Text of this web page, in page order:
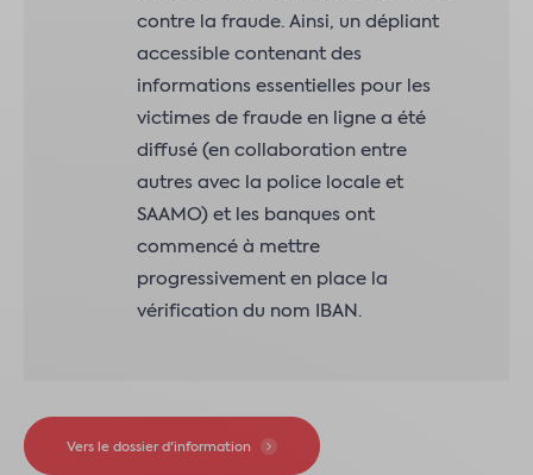
contre la fraude. Ainsi, un dépliant
accessible contenant des
informations essentielles pour les
victimes de fraude en ligne a été
diffusé (en collaboration entre
autres avec la police locale et
SAAMO) et les banques ont
commencé à mettre
progressivement en place la
vérification du nom IBAN.
Vers le dossier d'information